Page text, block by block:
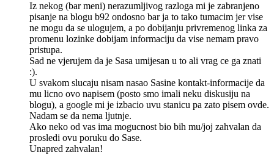
Iz nekog (bar meni) nerazumljivog razloga mi je zabranjeno
pisanje na blogu b92 ondosno bar ja to tako tumacim jer vise
ne mogu da se ulogujem, a po dobijanju privremenog linka za
promenu lozinke dobijam informaciju da vise nemam pravo
pristupa.
Sad ne vjerujem da je Sasa umijesan u to ali vrag ce ga znati
:).
U svakom slucaju nisam nasao Sasine kontakt-informacije da
mu licno ovo napisem (posto smo imali neku diskusiju na
blogu), a google mi je izbacio uvu stanicu pa zato pisem ovde.
Nadam se da nema ljutnje.
Ako neko od vas ima mogucnost bio bih mu/joj zahvalan da
prosledi ovu poruku do Sase.
Unapred zahvalan!